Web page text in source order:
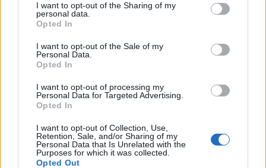
I want to opt-out of the Sharing of my
personal data.
Opted In
I want to opt-out of the Sale of my
Personal Data.
Opted In
I want to opt-out of processing my
Personal Data for Targeted Advertising.
Opted In
I want to opt-out of Collection, Use,
Retention, Sale, and/or Sharing of my
Personal Data that Is Unrelated with the
Purposes for which it was collected.
Opted Out
Stime: 33 Commenti: 77
Ti stimo fratella
Salva